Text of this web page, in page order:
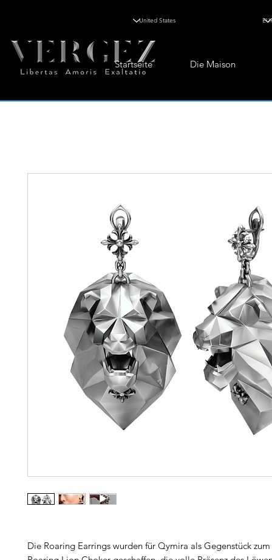
Startseite Die Maison
Die Roaring Earrings wurden für Qymira als Gegenstück